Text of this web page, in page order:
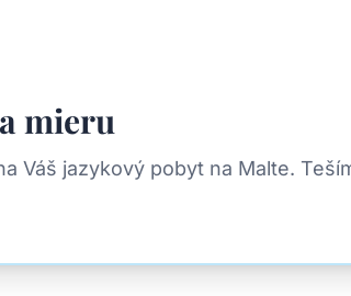
mieru
Váš jazykový pobyt na Malte.